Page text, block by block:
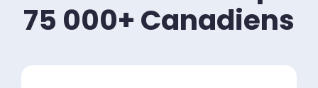
75 000+ Canadiens